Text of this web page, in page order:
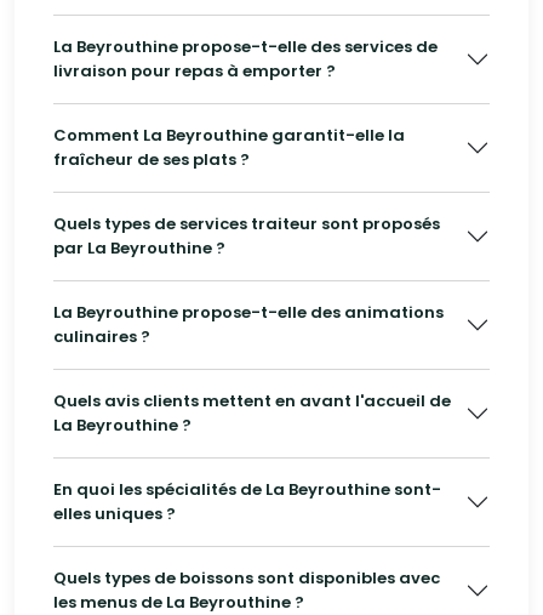
La Beyrouthine propose-t-elle des services de
livraison pour repas à emporter ?
Comment La Beyrouthine garantit-elle la
fraîcheur de ses plats ?
Quels types de services traiteur sont proposés
par La Beyrouthine ?
La Beyrouthine propose-t-elle des animations
culinaires ?
Quels avis clients mettent en avant l'accueil de
La Beyrouthine ?
En quoi les spécialités de La Beyrouthine sont-
elles uniques ?
Quels types de boissons sont disponibles avec
les menus de La Beyrouthine ?